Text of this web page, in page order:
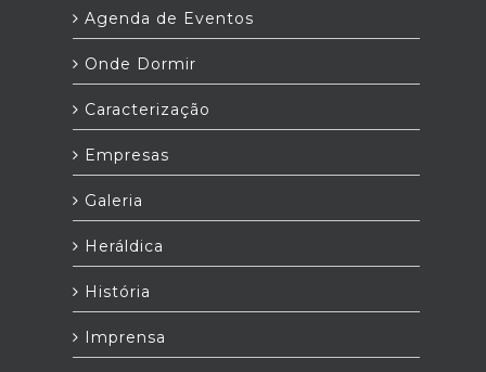
Agenda de Eventos
Onde Dormir
Caracterização
Empresas
Galeria
Heráldica
História
Imprensa